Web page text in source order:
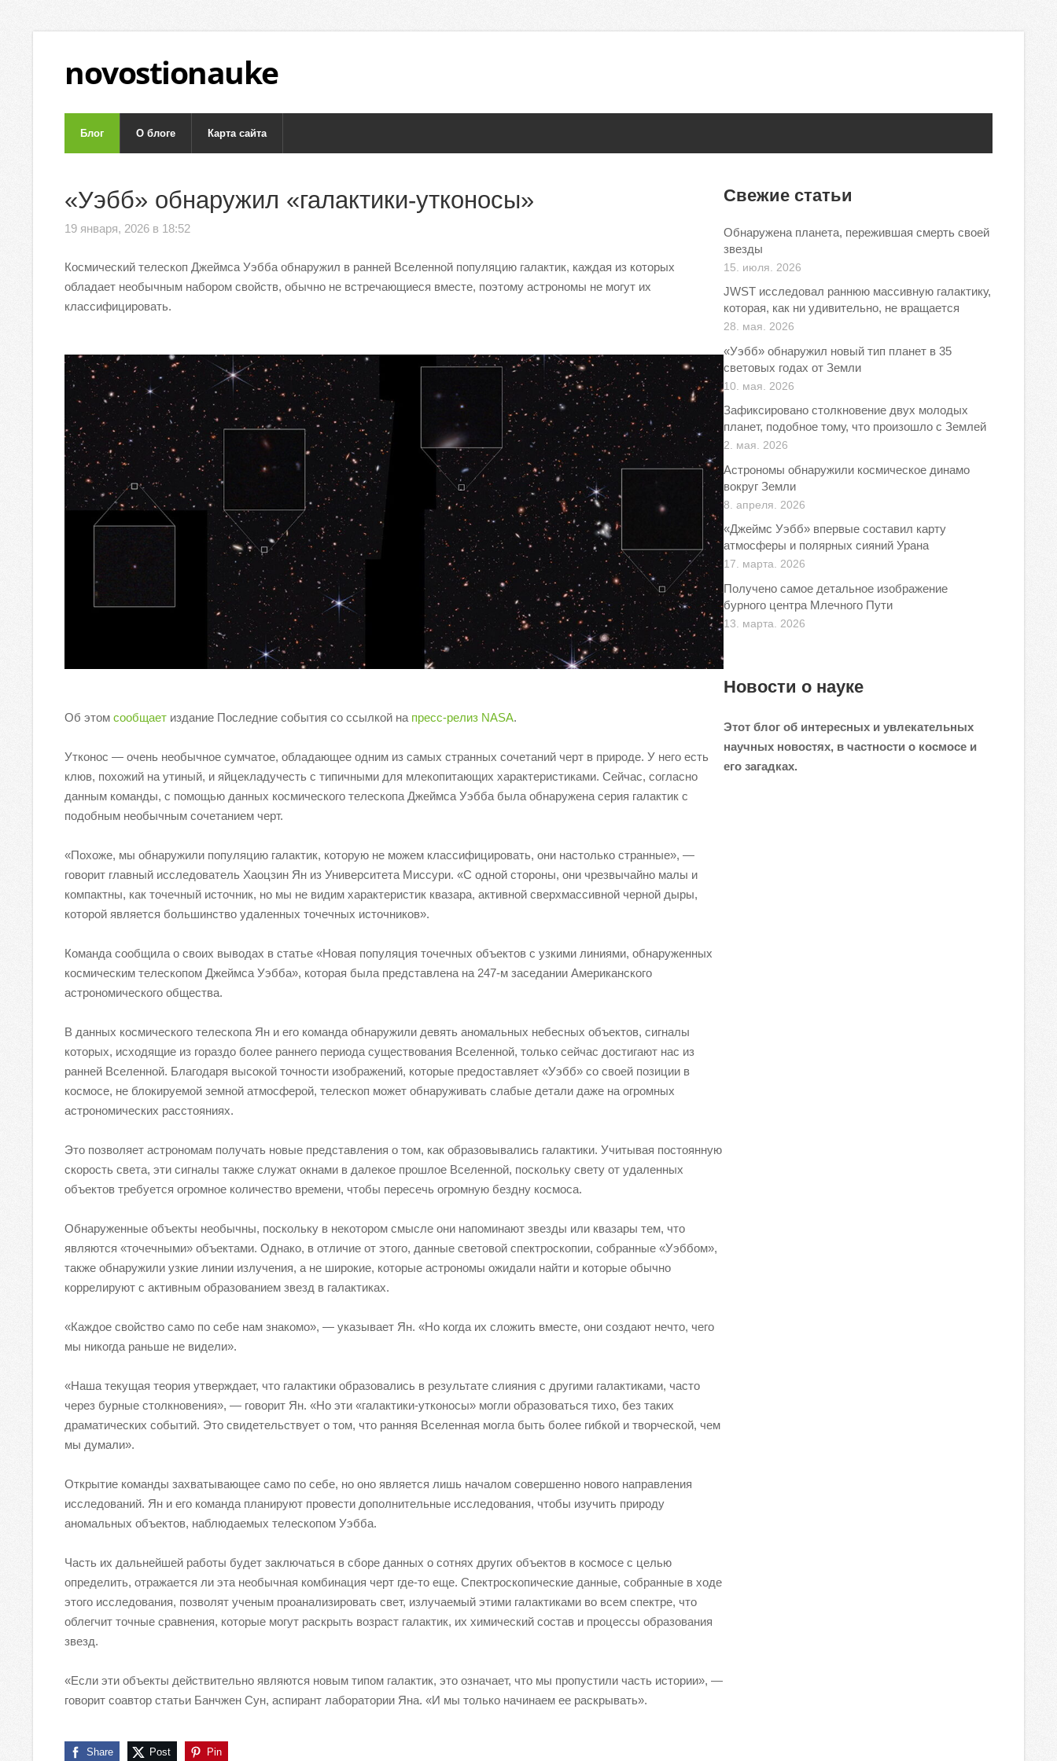
novostionauke
Блог О блоге Карта сайта
Свежие статьи
Обнаружена планета, пережившая смерть своей
звезды
15. июля. 2026
JWST исследовал раннюю массивную галактику,
которая, как ни удивительно, не вращается
28. мая. 2026
«Уэбб» обнаружил новый тип планет в 35
световых годах от Земли
10. мая. 2026
Зафиксировано столкновение двух молодых
планет, подобное тому, что произошло с Землей
2. мая. 2026
Астрономы обнаружили космическое динамо
вокруг Земли
8. апреля. 2026
«Джеймс Уэбб» впервые составил карту
атмосферы и полярных сияний Урана
17. марта. 2026
Получено самое детальное изображение
бурного центра Млечного Пути
13. марта. 2026
Новости о науке
Этот блог об интересных и увлекательных
научных новостях, в частности о космосе и
его загадках.
«Уэбб» обнаружил «галактики-утконосы»
19 января, 2026 в 18:52
Космический телескоп Джеймса Уэбба обнаружил в ранней Вселенной популяцию галактик, каждая из которых
обладает необычным набором свойств, обычно не встречающиеся вместе, поэтому астрономы не могут их
классифицировать.
Об этом сообщает издание Последние события со ссылкой на пресс-релиз NASA.
Утконос — очень необычное сумчатое, обладающее одним из самых странных сочетаний черт в природе. У него есть
клюв, похожий на утиный, и яйцекладучесть с типичными для млекопитающих характеристиками. Сейчас, согласно
данным команды, с помощью данных космического телескопа Джеймса Уэбба была обнаружена серия галактик с
подобным необычным сочетанием черт.
«Похоже, мы обнаружили популяцию галактик, которую не можем классифицировать, они настолько странные», —
говорит главный исследователь Хаоцзин Ян из Университета Миссури. «С одной стороны, они чрезвычайно малы и
компактны, как точечный источник, но мы не видим характеристик квазара, активной сверхмассивной черной дыры,
которой является большинство удаленных точечных источников».
Команда сообщила о своих выводах в статье «Новая популяция точечных объектов с узкими линиями, обнаруженных
космическим телескопом Джеймса Уэбба», которая была представлена на 247-м заседании Американского
астрономического общества.
В данных космического телескопа Ян и его команда обнаружили девять аномальных небесных объектов, сигналы
которых, исходящие из гораздо более раннего периода существования Вселенной, только сейчас достигают нас из
ранней Вселенной. Благодаря высокой точности изображений, которые предоставляет «Уэбб» со своей позиции в
космосе, не блокируемой земной атмосферой, телескоп может обнаруживать слабые детали даже на огромных
астрономических расстояниях.
Это позволяет астрономам получать новые представления о том, как образовывались галактики. Учитывая постоянную
скорость света, эти сигналы также служат окнами в далекое прошлое Вселенной, поскольку свету от удаленных
объектов требуется огромное количество времени, чтобы пересечь огромную бездну космоса.
Обнаруженные объекты необычны, поскольку в некотором смысле они напоминают звезды или квазары тем, что
являются «точечными» объектами. Однако, в отличие от этого, данные световой спектроскопии, собранные «Уэббом»,
также обнаружили узкие линии излучения, а не широкие, которые астрономы ожидали найти и которые обычно
коррелируют с активным образованием звезд в галактиках.
«Каждое свойство само по себе нам знакомо», — указывает Ян. «Но когда их сложить вместе, они создают нечто, чего
мы никогда раньше не видели».
«Наша текущая теория утверждает, что галактики образовались в результате слияния с другими галактиками, часто
через бурные столкновения», — говорит Ян. «Но эти «галактики-утконосы» могли образоваться тихо, без таких
драматических событий. Это свидетельствует о том, что ранняя Вселенная могла быть более гибкой и творческой, чем
мы думали».
Открытие команды захватывающее само по себе, но оно является лишь началом совершенно нового направления
исследований. Ян и его команда планируют провести дополнительные исследования, чтобы изучить природу
аномальных объектов, наблюдаемых телескопом Уэбба.
Часть их дальнейшей работы будет заключаться в сборе данных о сотнях других объектов в космосе с целью
определить, отражается ли эта необычная комбинация черт где-то еще. Спектроскопические данные, собранные в ходе
этого исследования, позволят ученым проанализировать свет, излучаемый этими галактиками во всем спектре, что
облегчит точные сравнения, которые могут раскрыть возраст галактик, их химический состав и процессы образования
звезд.
«Если эти объекты действительно являются новым типом галактик, это означает, что мы пропустили часть истории», —
говорит соавтор статьи Банчжен Сун, аспирант лаборатории Яна. «И мы только начинаем ее раскрывать».
Share Post Pin